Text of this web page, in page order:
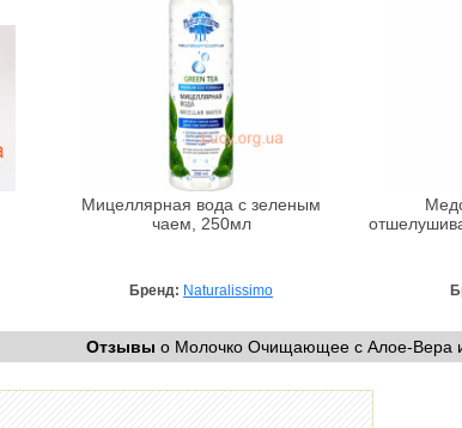
Мицеллярная вода с зеленым
чаем, 250мл
Бренд: Naturalissimo
Отзывы о Молочко Очищающее c Алое-Вера